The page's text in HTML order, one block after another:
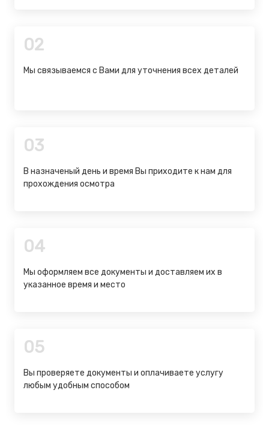
02
Мы связываемся с Вами для уточнения всех деталей
03
В назначеный день и время Вы приходите к нам для
прохождения осмотра
04
Мы оформляем все документы и доставляем их в
указанное время и место
05
Вы проверяете документы и оплачиваете услугу
любым удобным способом